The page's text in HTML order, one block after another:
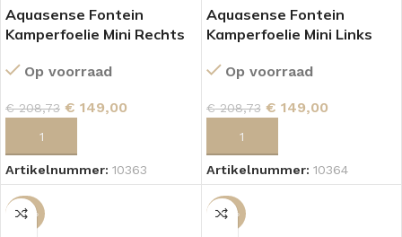
Aquasense Fontein
Kamperfoelie Mini Rechts
Op voorraad
€208,73 € 149,00
Artikelnummer: 10363
Aquasense Fontein
Kamperfoelie Mini Links
Op voorraad
€208,73 € 149,00
Artikelnummer: 10364
-29% -29%